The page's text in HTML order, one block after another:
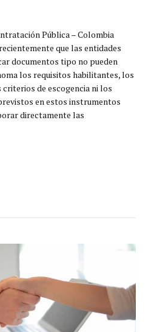
Pública – Colombia
que las entidades
documentos tipo no pueden
los requisitos habilitantes, los
de escogencia ni los
en estos instrumentos
directamente las